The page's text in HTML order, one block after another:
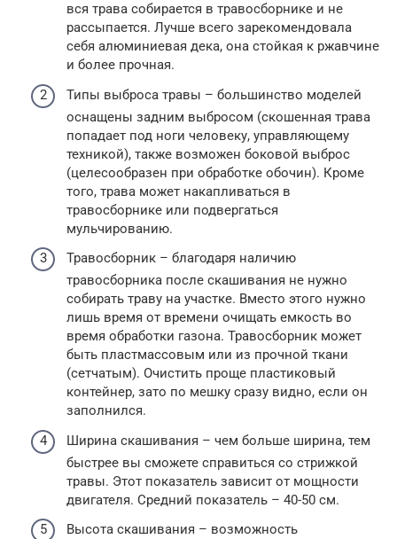
вся трава собирается в травосборнике и не
рассыпается. Лучше всего зарекомендовала
себя алюминиевая дека, она стойкая к ржавчине
и более прочная.
Типы выброса травы – большинство моделей
оснащены задним выбросом (скошенная трава
попадает под ноги человеку, управляющему
техникой), также возможен боковой выброс
(целесообразен при обработке обочин). Кроме
того, трава может накапливаться в
травосборнике или подвергаться
мульчированию.
Травосборник – благодаря наличию
травосборника после скашивания не нужно
собирать траву на участке. Вместо этого нужно
лишь время от времени очищать емкость во
время обработки газона. Травосборник может
быть пластмассовым или из прочной ткани
(сетчатым). Очистить проще пластиковый
контейнер, зато по мешку сразу видно, если он
заполнился.
Ширина скашивания – чем больше ширина, тем
быстрее вы сможете справиться со стрижкой
травы. Этот показатель зависит от мощности
двигателя. Средний показатель – 40-50 см.
Высота скашивания – возможность